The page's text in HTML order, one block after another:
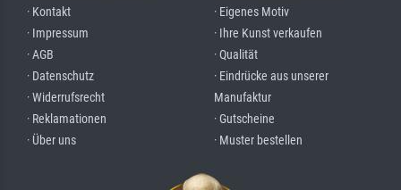
· Kontakt
· Impressum
· AGB
· Datenschutz
· Widerrufsrecht
· Reklamationen
· Über uns
· Eigenes Motiv
· Ihre Kunst verkaufen
· Qualität
· Eindrücke aus unserer
Manufaktur
· Gutscheine
· Muster bestellen